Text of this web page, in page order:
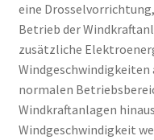
eine
Betrieb der
zusätzliche
Windgeschwindigkeiten
normalen
Windkraftanlagen
Windgeschwindigkeit